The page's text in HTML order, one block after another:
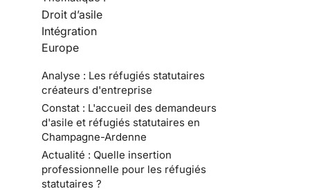
Droit d’asile
Intégration
Europe
Analyse : Les réfugiés statutaires
créateurs d'entreprise
Constat : L'accueil des demandeurs
d'asile et réfugiés statutaires en
Champagne-Ardenne
Actualité : Quelle insertion
professionnelle pour les réfugiés
statutaires ?